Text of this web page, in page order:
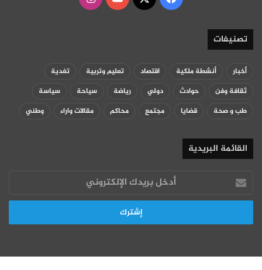
تصنيفات
أخبار أنشطة ملكية اقتصاد تعليم وتربية
تغدية
ثقافة وفن
حوادث دولي رياضة سياحة
سياسة
طب و صحة
قضايا مجتمع محاكم مقالات واراء وطني
القائمة البريدية
أدخل
بريدك
الإلكتروني